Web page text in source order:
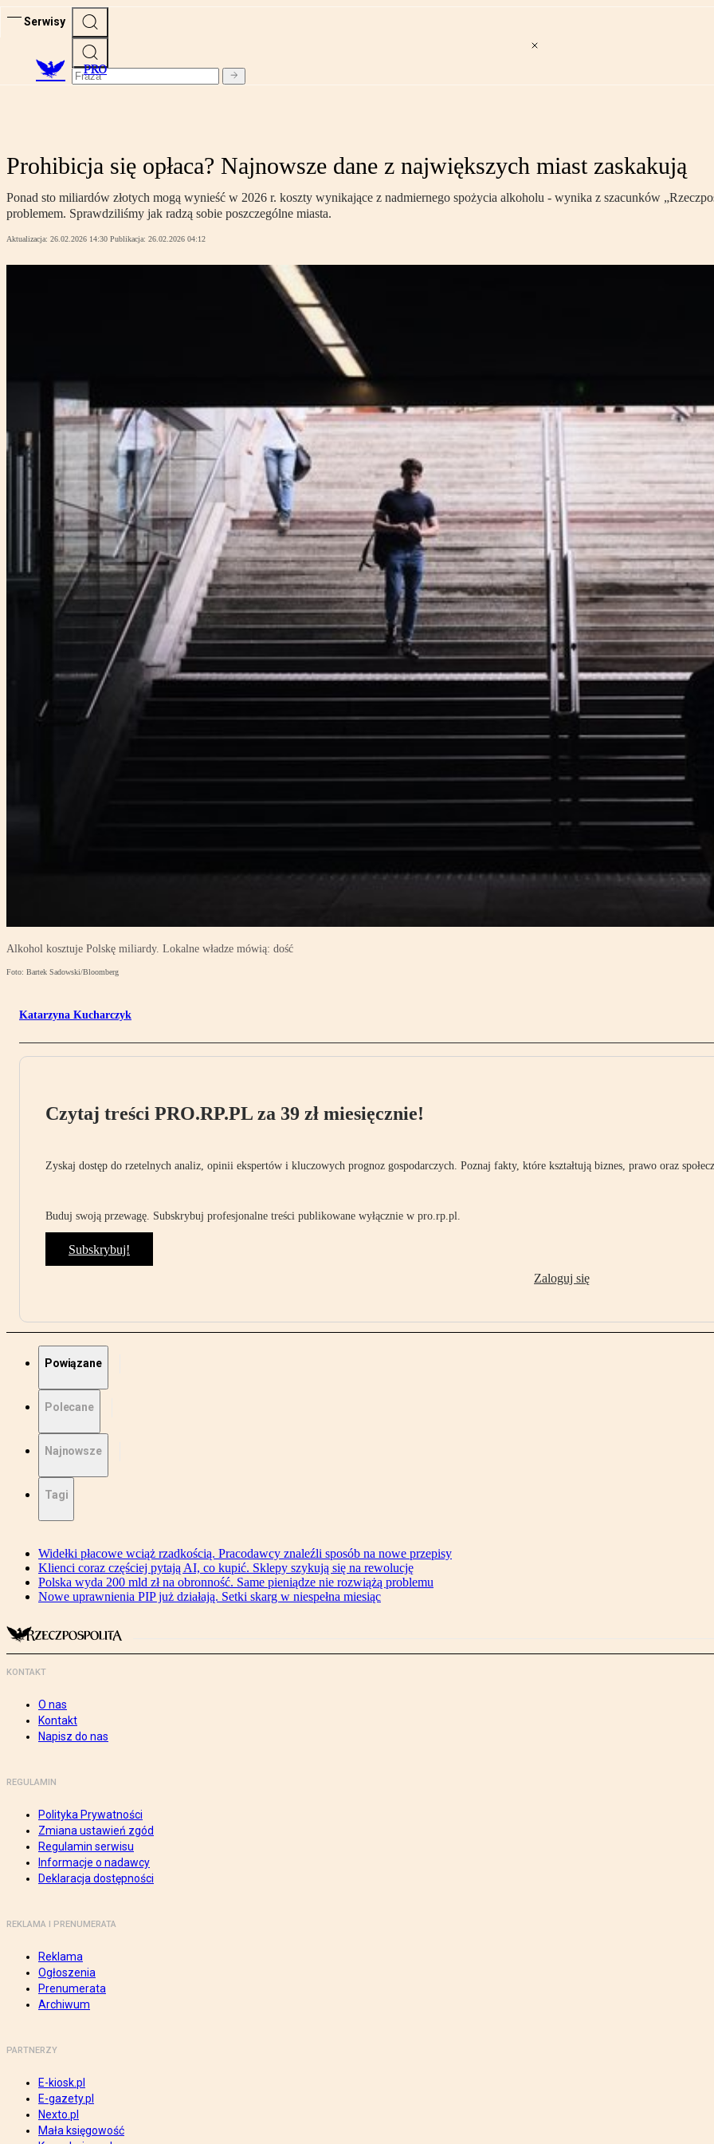
Serwisy
PRO
Prohibicja się opłaca? Najnowsze dane z największych miast zaskakują
Ponad sto miliardów złotych mogą wynieść w 2026 r. koszty wynikające z nadmiernego spożycia alkoholu - wynika z szacunków
problemem. Sprawdziliśmy jak radzą sobie poszczególne miasta.
Aktualizacja: 26.02.2026 14:30 Publikacja: 26.02.2026 04:12
Alkohol kosztuje Polskę miliardy. Lokalne władze mówią: dość
Foto: Bartek Sadowski/Bloomberg
Katarzyna Kucharczyk
Czytaj treści PRO.RP.PL za 39 zł miesięcznie!
Zyskaj dostęp do rzetelnych analiz, opinii ekspertów i kluczowych prognoz gospodarczych. Poznaj fakty, które kształtują biznes, prawo oraz
Buduj swoją przewagę. Subskrybuj profesjonalne treści publikowane wyłącznie w pro.rp.pl.
Subskrybuj!
Zaloguj się
Powiązane
Polecane
Najnowsze
Tagi
Widełki płacowe wciąż rzadkością. Pracodawcy znaleźli sposób na nowe przepisy
Klienci coraz częściej pytają AI, co kupić. Sklepy szykują się na rewolucję
Polska wyda 200 mld zł na obronność. Same pieniądze nie rozwiążą problemu
Nowe uprawnienia PIP już działają. Setki skarg w niespełna miesiąc
KONTAKT
O nas
Kontakt
Napisz do nas
REGULAMIN
Polityka Prywatności
Zmiana ustawień zgód
Regulamin serwisu
Informacje o nadawcy
Deklaracja dostępności
REKLAMA I PRENUMERATA
Reklama
Ogłoszenia
Prenumerata
Archiwum
PARTNERZY
E-kiosk.pl
E-gazety.pl
Nexto.pl
Mała księgowość